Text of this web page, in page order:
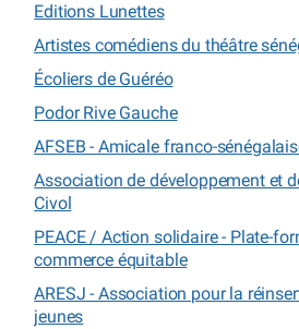
Editions Lunettes
Artistes comédiens du théâtre
Écoliers de Guéréo
Podor Rive Gauche
AFSEB - Amicale franco-
Association de développement et
Civol
PEACE / Action solidaire - Plate-
commerce équitable
ARESJ - Association pour la
jeunes